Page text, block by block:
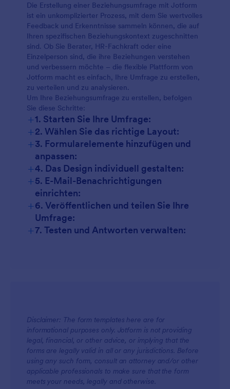
Mitarbeiterbindung:
Freundschafts-Check-ins:
Familiendynamik:
Ehefähigkeitsprüfungen:
Arbeitsplatzumfragen:
Familienumfragen:
Freundschaftsumfragen:
Die Erstellung einer Beziehungsumfrage mit Jotform
ist ein unkomplizierter Prozess, mit dem Sie wertvolles
Feedback und Erkenntnisse sammeln können, die auf
Ihren spezifischen Beziehungskontext zugeschnitten
sind. Ob Sie Berater, HR-Fachkraft oder eine
Einzelperson sind, die ihre Beziehungen verstehen
und verbessern möchte – die flexible Plattform von
Jotform macht es einfach, Ihre Umfrage zu erstellen,
zu verteilen und zu analysieren.
Um Ihre Beziehungsumfrage zu erstellen, befolgen
Sie diese Schritte:
+1. Starten Sie Ihre Umfrage:
+2. Wählen Sie das richtige Layout:
+3. Formularelemente hinzufügen und
anpassen:
+4. Das Design individuell gestalten:
+5. E-Mail-Benachrichtigungen
einrichten:
+6. Veröffentlichen und teilen Sie Ihre
Umfrage:
+7. Testen und Antworten verwalten:
Disclaimer: The form templates here are for
informational purposes only. Jotform is not providing
legal, financial, or other advice, or implying that the
forms are legally valid in all or any jurisdictions. Before
using any such form, consult an attorney and/or other
applicable professionals to make sure that the form
meets your needs, legally and otherwise.